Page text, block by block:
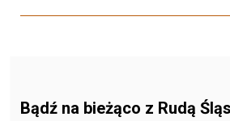
Bądź na bieżąco z Rudą